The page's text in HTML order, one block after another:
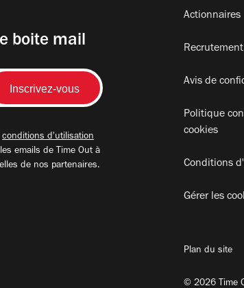
boite mail
conditions d'utilisation
emails de Time Out à
de nos partenaires.
Actionnaires
Recrutement
Avis de
Politique
cookies
Conditions
Gérer les
Plan du site
© 2026 Time